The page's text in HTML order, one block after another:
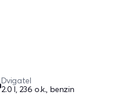
Dvigatel
2.0 l, 236 o.k., benzin